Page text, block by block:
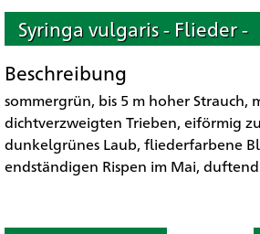
Syringa vulgaris - Flieder -
Beschreibung
sommergrün, bis 5 m hoher Strauch,
dichtverzweigten Trieben, eiförmig
dunkelgrünes Laub, fliederfarbene
endständigen Rispen im Mai,